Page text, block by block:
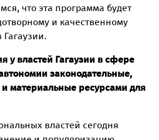
что эта программа будет
и качественному
у властей Гагаузии в сфере
законодательные,
материальные ресурсами для
властей сегодня